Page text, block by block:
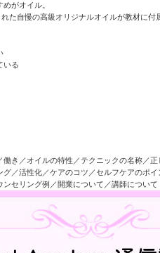
がオイル。
た自慢の高級オリジナルオイルが教材に付
いる
き／オイルの特性／テクニックの名称／
／活性化／ケアのコツ／セルフケアのポ
セリング例／開業について／講師について